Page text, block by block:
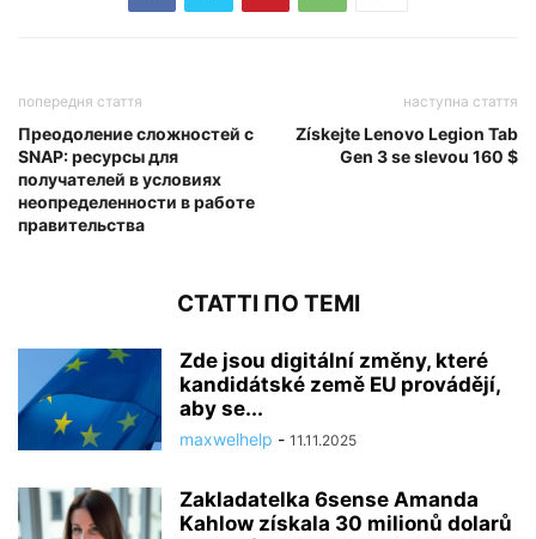
попередня стаття
Преодоление сложностей с
SNAP: ресурсы для
получателей в условиях
неопределенности в работе
правительства
наступна стаття
Získejte Lenovo Legion Tab
Gen 3 se slevou 160 $
СТАТТІ ПО ТЕМІ
Zde jsou digitální změny, které
kandidátské země EU provádějí,
aby se...
maxwelhelp - 11.11.2025
Zakladatelka 6sense Amanda
Kahlow získala 30 milionů dolarů